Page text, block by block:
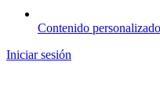
Contenido personalizado
Iniciar sesión